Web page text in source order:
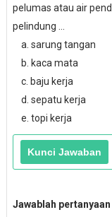
pelumas atau air
pelindung ...
a. sarung tangan
b. kaca mata
c. baju kerja
d. sepatu kerja
e. topi kerja
Jawablah